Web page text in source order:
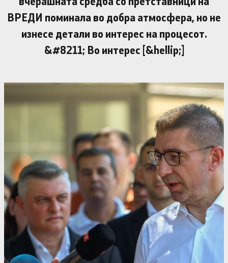
ВРЕДИ поминала во добра атмосфера, но не
изнесе детали во интерес на процесот.
&#8211; Во интерес [&hellip;]